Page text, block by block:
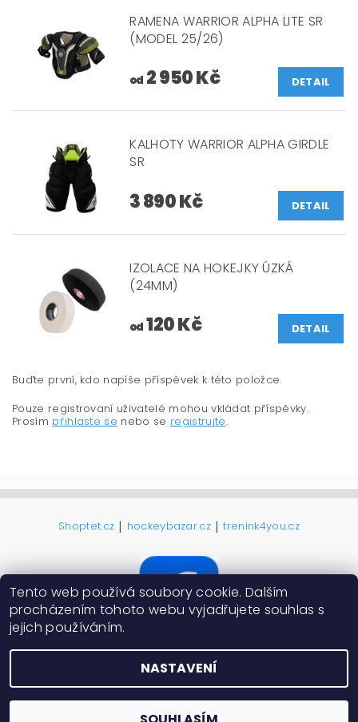
RAMENA WARRIOR ALPHA LITE SR
(MODEL 25/26)
od 2 950 Kč DETAIL
KALHOTY WARRIOR ALPHA GIRDLE
SR
3 890 Kč DETAIL
IZOLACE NA HOKEJKY ÚZKÁ
(24MM)
od 120 Kč DETAIL
Buďte první, kdo napíše příspěvek k této položce.
Pouze registrovaní uživatelé mohou vkládat příspěvky.
Prosím přihlaste se nebo se registrujte.
Shoptet.cz | hockeybazar.cz | trenink4you.cz
2026 ©ProHokejky.cz, všechna práva vyhrazena
Vytvořil Shoptet
Tento web používá soubory cookie. Dalším
procházením tohoto webu vyjadřujete souhlas s
jejich používáním.
NASTAVENÍ